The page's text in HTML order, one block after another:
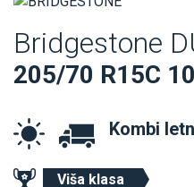
Bridgestone
205/70 R15C
Kombi
Viša klasa